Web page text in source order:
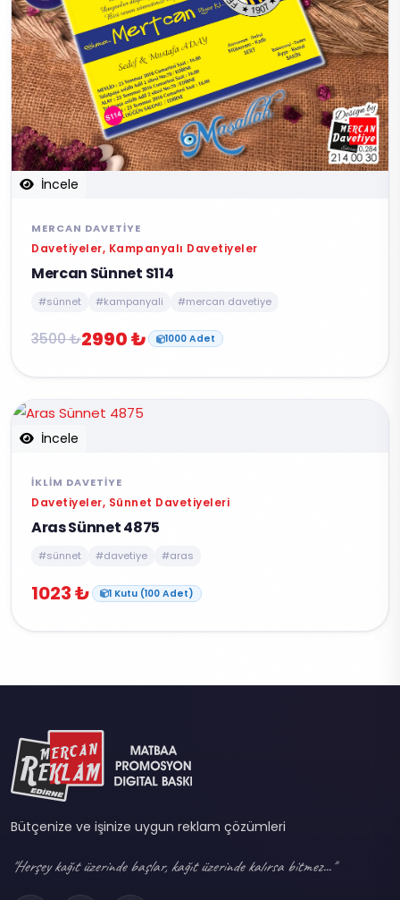
İncele
MERCAN DAVETIYE
Davetiyeler, Kampanyalı Davetiyeler
Mercan Sünnet S114
#sünnet #kampanyali #mercan davetiye
3500 ₺2990 ₺ 1000 Adet
İncele
İKLIM DAVETIYE
Davetiyeler, Sünnet Davetiyeleri
Aras Sünnet 4875
#sünnet #davetiye #aras
1023 ₺ 1 Kutu (100 Adet)
Bütçenize ve işinize uygun reklam çözümleri
"Herşey kağıt üzerinde başlar, kağıt üzerinde kalırsa bitmez..."